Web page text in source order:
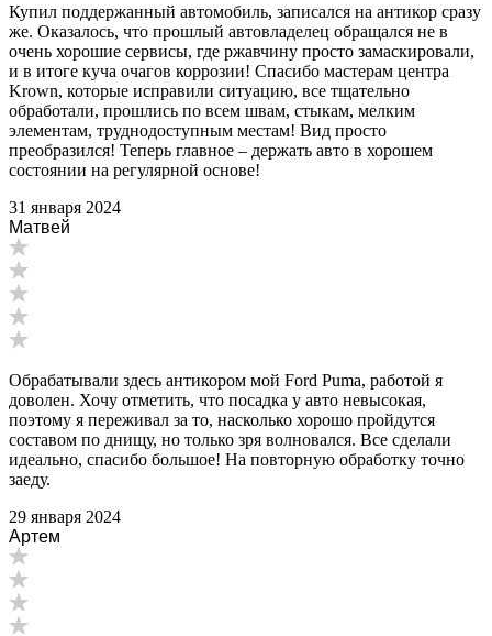
Купил поддержанный автомобиль, записался на антикор сразу
же. Оказалось, что прошлый автовладелец обращался не в
очень хорошие сервисы, где ржавчину просто замаскировали,
и в итоге куча очагов коррозии! Спасибо мастерам центра
Krown, которые исправили ситуацию, все тщательно
обработали, прошлись по всем швам, стыкам, мелким
элементам, труднодоступным местам! Вид просто
преобразился! Теперь главное – держать авто в хорошем
состоянии на регулярной основе!
31 января 2024
Матвей
Обрабатывали здесь антикором мой Ford Puma, работой я
доволен. Хочу отметить, что посадка у авто невысокая,
поэтому я переживал за то, насколько хорошо пройдутся
составом по днищу, но только зря волновался. Все сделали
идеально, спасибо большое! На повторную обработку точно
заеду.
29 января 2024
Артем